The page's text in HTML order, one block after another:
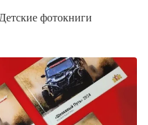
Детские фотокниги